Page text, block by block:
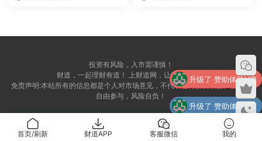
投资有风险，入市需谨慎！
财道，一起理财有道！ 上财道网，让财富上道！
免责声明:本站所有的信息都是个人对市场意见，不代表任何投资依据。自愿，
自由参与，风险自负！
首页/刷新 财道APP 客服微信 我的
升级了 赞助体验VIP
升级了 赞助体验VIP
升级了 赞助体验VIP